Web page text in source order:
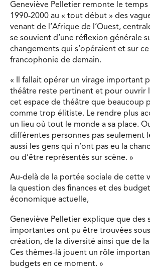
Geneviève Pelletier remonte le temps
1990-2000 au « tout début » des
venant de l’Afrique de l’Ouest,
se souvient d’une réflexion générale
changements qui s’opéraient et sur
francophonie de demain.
« Il fallait opérer un virage important
théâtre reste pertinent et pour ouvrir
cet espace de théâtre que beaucoup
comme trop élitiste. Le rendre plus
un lieu où tout le monde a sa place.
différentes personnes pas seulement
aussi les gens qui n’ont pas eu la
ou d’être représentés sur scène. »
Au-delà de la portée sociale de cette
la question des finances et des
économique actuelle,
Geneviève Pelletier explique que des
importantes ont pu être trouvées
création, de la diversité ainsi que de
Ces thèmes-là jouent un rôle
budgets en ce moment. »